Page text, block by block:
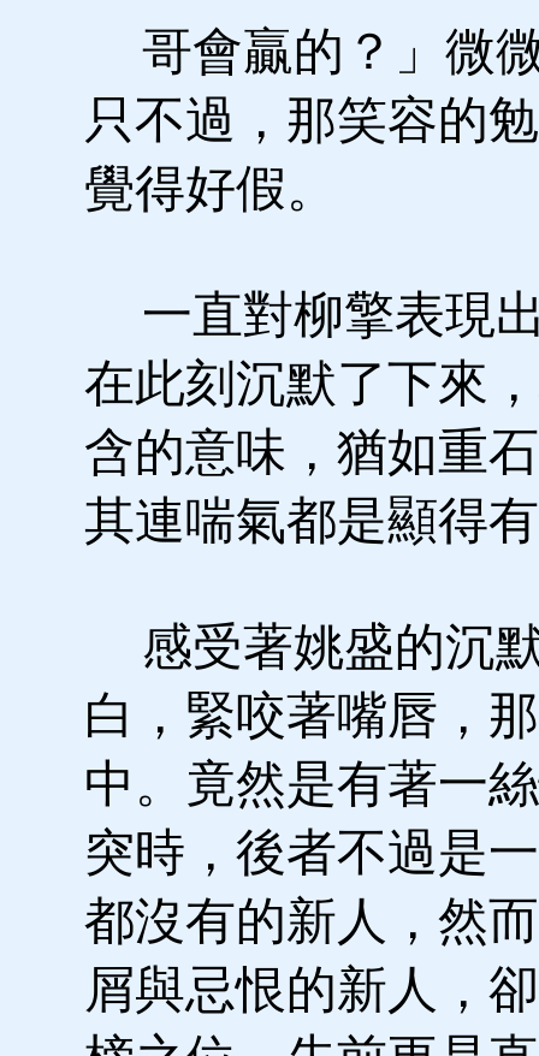
哥會贏的？」微
只不過，那笑容的
覺得好假。
一直對柳擎表現
在此刻沉默了下來
含的意味，猶如重
其連喘氣都是顯得
感受著姚盛的沉
白，緊咬著嘴唇，
中。竟然是有著一
突時，後者不過是
都沒有的新人，然
屑與忌恨的新人，